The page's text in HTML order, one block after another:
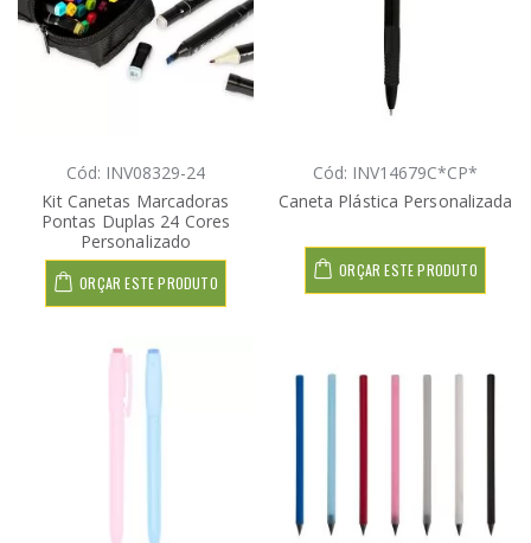
Cód: INV08329-24
Kit Canetas Marcadoras
Pontas Duplas 24 Cores
Personalizado
ORÇAR ESTE PRODUTO
Cód: INV14679C*CP*
Caneta Plástica Personalizada
ORÇAR ESTE PRODUTO